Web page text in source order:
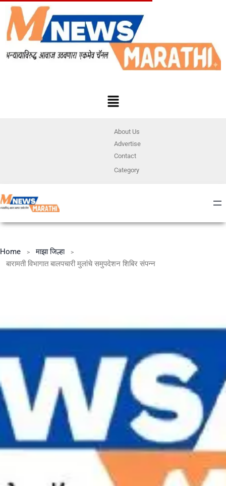
About Us
Advertise
Contact
Category
Home
माझा जिल्हा
बारामती विभागात बालपचारी मुलांचे समुपदेशन शिबिर संपन्न